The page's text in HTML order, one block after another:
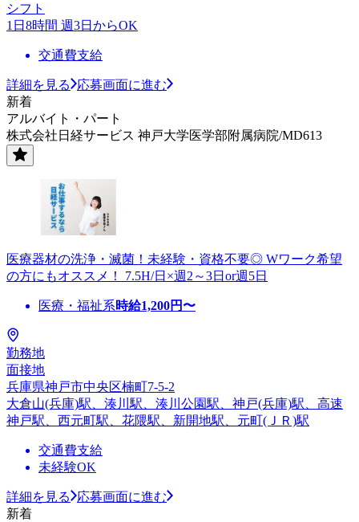
シフト
1日8時間 週3日からOK
交通費支給
詳細を見る
応募画面に進む
新着
アルバイト・パート
株式会社日経サービス 神戸大学医学部附属病院/MD613
医療器材の洗浄・滅菌！未経験・資格不要◎ Wワーク希望
の方にもオススメ！ 7.5H/日×週2～3日or週5日
医療・福祉系時給1,200円〜
勤務地
面接地
兵庫県神戸市中央区楠町7-5-2
大倉山(兵庫)駅、湊川駅、湊川公園駅、神戸(兵庫)駅、高速
神戸駅、西元町駅、花隈駅、新開地駅、元町(ＪＲ)駅
交通費支給
未経験OK
詳細を見る
応募画面に進む
新着